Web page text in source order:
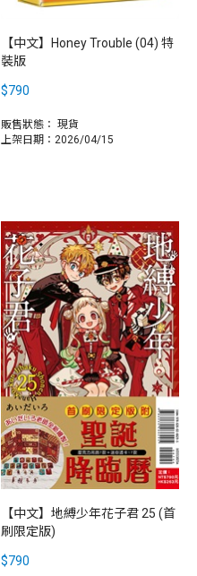
【中文】Honey Trouble (04) 特
裝版
$790
販售狀態： 現貨
上架日期：2026/04/15
【中文】地縛少年花子君 25 (首
刷限定版)
$790